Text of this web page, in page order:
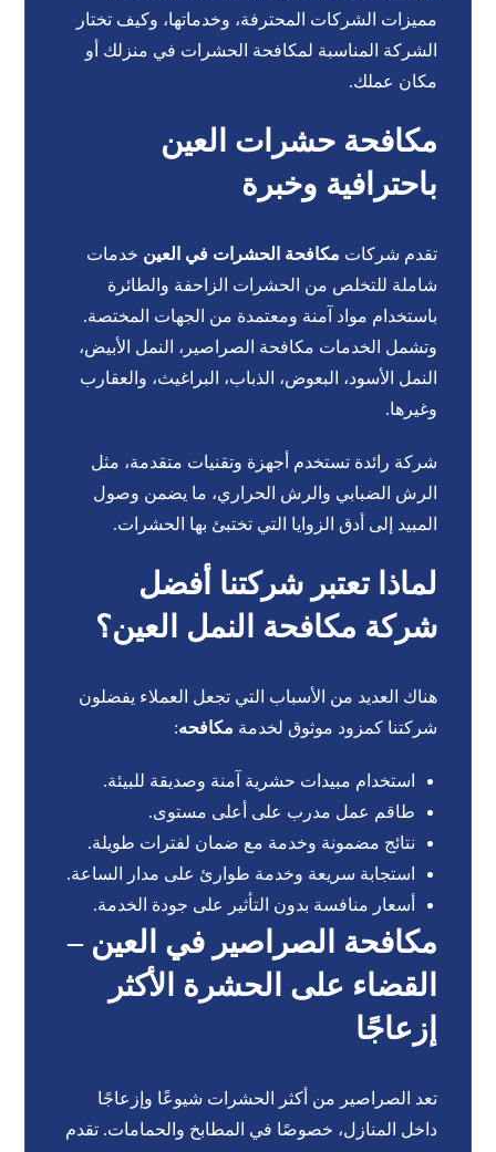
مميزات الشركات المحترفة، وخدماتها، وكيف تختار
الشركة المناسبة لمكافحة الحشرات في منزلك أو
مكان عملك.
مكافحة حشرات العين
باحترافية وخبرة
تقدم شركات مكافحة الحشرات في العين خدمات
شاملة للتخلص من الحشرات الزاحفة والطائرة
باستخدام مواد آمنة ومعتمدة من الجهات المختصة.
وتشمل الخدمات مكافحة الصراصير، النمل الأبيض،
النمل الأسود، البعوض، الذباب، البراغيث، والعقارب
وغيرها.
شركة رائدة تستخدم أجهزة وتقنيات متقدمة، مثل
الرش الضبابي والرش الحراري، ما يضمن وصول
المبيد إلى أدق الزوايا التي تختبئ بها الحشرات.
لماذا تعتبر شركتنا أفضل
شركة مكافحة النمل العين؟
هناك العديد من الأسباب التي تجعل العملاء يفضلون
شركتنا كمزود موثوق لخدمة مكافحه:
استخدام مبيدات حشرية آمنة وصديقة للبيئة.
طاقم عمل مدرب على أعلى مستوى.
نتائج مضمونة وخدمة مع ضمان لفترات طويلة.
استجابة سريعة وخدمة طوارئ على مدار الساعة.
أسعار منافسة بدون التأثير على جودة الخدمة.
مكافحة الصراصير في العين –
القضاء على الحشرة الأكثر
إزعاجًا
تعد الصراصير من أكثر الحشرات شيوعًا وإزعاجًا
داخل المنازل، خصوصًا في المطابخ والحمامات. تقدم